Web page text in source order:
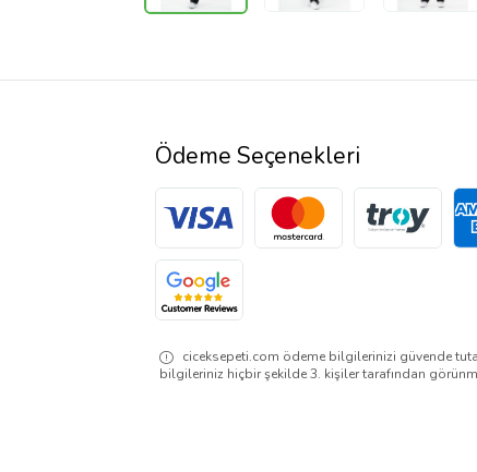
Ödeme Seçenekleri
ciceksepeti.com ödeme bilgilerinizi güvende
bilgileriniz hiçbir şekilde 3. kişiler tarafından